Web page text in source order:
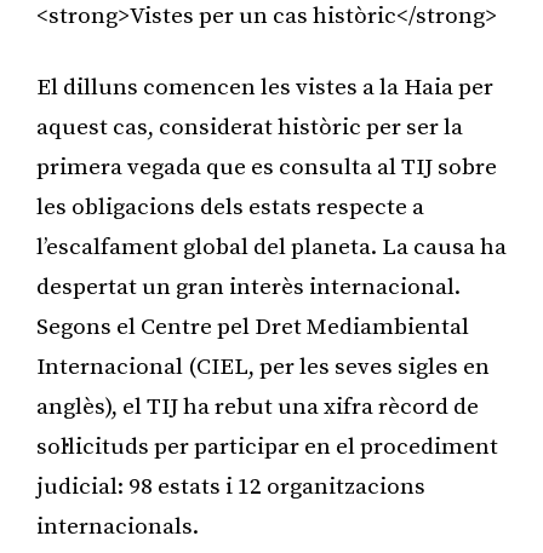
<strong>Vistes per un cas històric</strong>
El dilluns comencen les vistes a la Haia per
aquest cas, considerat històric per ser la
primera vegada que es consulta al TIJ sobre
les obligacions dels estats respecte a
l’escalfament global del planeta. La causa ha
despertat un gran interès internacional.
Segons el Centre pel Dret Mediambiental
Internacional (CIEL, per les seves sigles en
anglès), el TIJ ha rebut una xifra rècord de
sol·licituds per participar en el procediment
judicial: 98 estats i 12 organitzacions
internacionals.